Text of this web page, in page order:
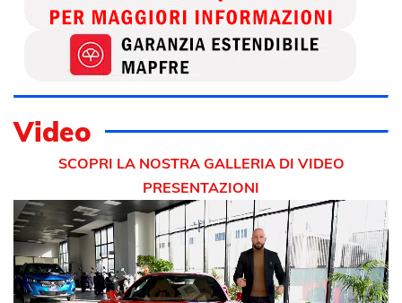
Video
SCOPRI LA NOSTRA GALLERIA DI VIDEO
PRESENTAZIONI